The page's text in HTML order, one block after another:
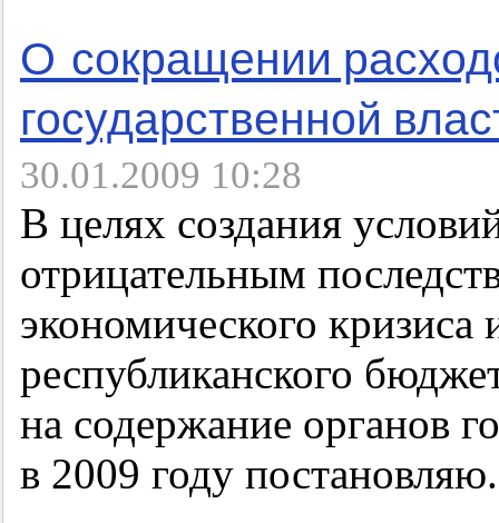
О сокращении
государственной
30.01.2009 10:28
В целях создания
отрицательным
экономического
республиканского
на содержание органов
в 2009 году